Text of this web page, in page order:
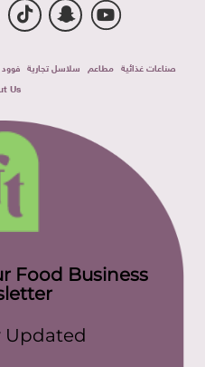
صناعات غذائية مطاعم سلاسل تجارية
Us
Food Business
Updated